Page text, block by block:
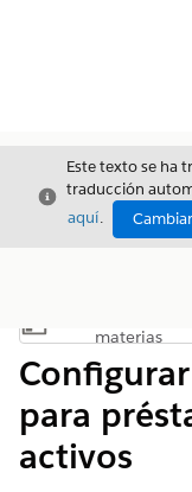
Cerrar
Este texto se ha
traducción
aquí.
Mostrar
materias
para
activos